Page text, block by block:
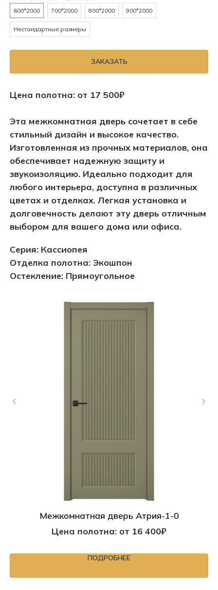
600*2000
700*2000 800*2000 900*2000
Нестандартные размеры
ЗАКАЗАТЬ
Цена полотна: от 17 500₽
Эта межкомнатная дверь сочетает в себе
стильный дизайн и высокое качество.
Изготовленная из прочных материалов, она
обеспечивает надежную защиту и
звукоизоляцию. Идеально подходит для
любого интерьера, доступна в различных
цветах и отделках. Легкая установка и
долговечность делают эту дверь отличным
выбором для вашего дома или офиса.
Серия: Кассиопея
Отделка полотна: Экошпон
Остекление: Прямоугольное
Межкомнатная дверь Атрия-1-0
Цена полотна: от 16 400₽
ПОДРОБНЕЕ